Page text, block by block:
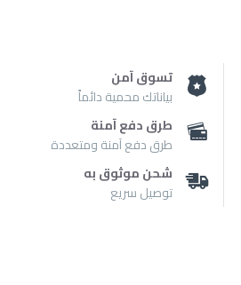
تسوق آمن
بياناتك محمية دائماً
طرق دفع آمنة
طرق دفع آمنة ومتعددة
شحن موثوق به
توصيل سريع